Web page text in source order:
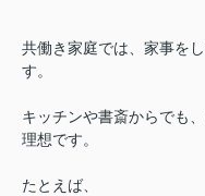
共働き家庭では、家事を
す。
キッチンや書斎からでも
理想です。
たとえば、